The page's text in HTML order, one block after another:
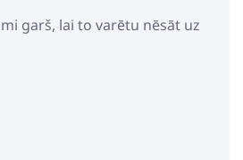
garš, lai to varētu nēsāt uz